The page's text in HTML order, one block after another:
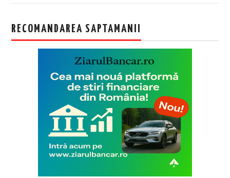
RECOMANDAREA SAPTAMANII